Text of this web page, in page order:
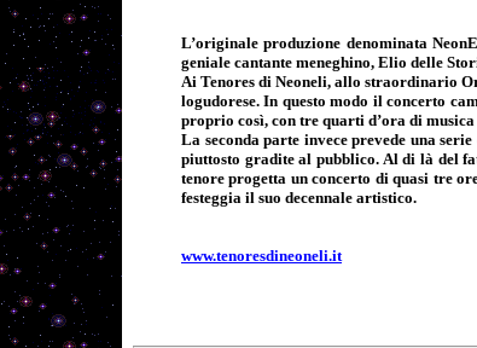
L’originale produzione denominata
geniale cantante meneghino, Elio delle
Ai Tenores di Neoneli, allo straordinario
logudorese. In questo modo il concerto
proprio così, con tre quarti d’ora di
La seconda parte invece prevede una
piuttosto gradite al pubblico. Al di là del
tenore progetta un concerto di quasi tre
festeggia il suo decennale artistico.
www.tenoresdineoneli.it